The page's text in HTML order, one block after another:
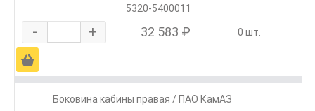
5320-5400011
- + 32 583 ₽ 0 шт.
Ä
Боковина кабины правая / ПАО КамАЗ